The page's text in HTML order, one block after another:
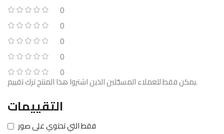
0
0
0
0
0
التقييمات
فقط التي تحتوي على صور
يمكن فقط للعملاء المسجّلين الذين اشتروا هذا المنتج ترك تقييم.